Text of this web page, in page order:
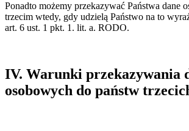
Ponadto możemy przekazywać Państwa dane
trzecim wtedy, gdy udzielą Państwo na to
art. 6 ust. 1 pkt. 1. lit. a. RODO.
IV. Warunki przekazywania
osobowych do państw